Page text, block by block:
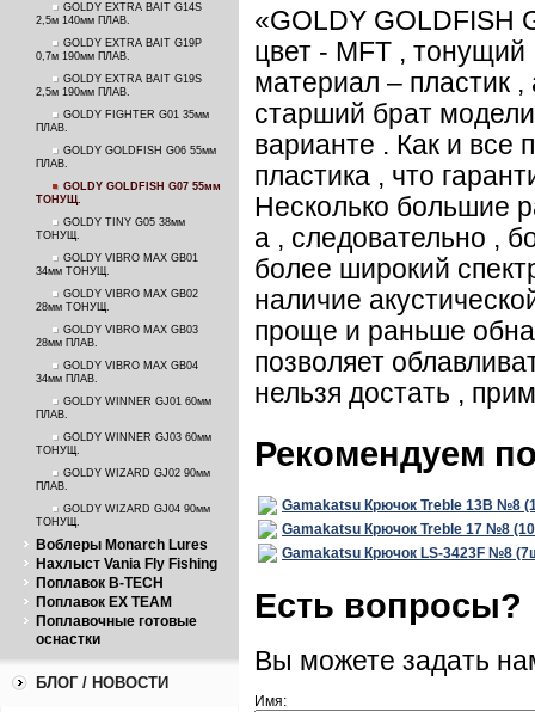
GOLDY EXTRA BAIT G14S
2,5м 140мм ПЛАВ.
GOLDY EXTRA BAIT G19P
0,7м 190мм ПЛАВ.
GOLDY EXTRA BAIT G19S
2,5м 190мм ПЛАВ.
GOLDY FIGHTER G01 35мм
ПЛАВ.
GOLDY GOLDFISH G06 55мм
ПЛАВ.
GOLDY GOLDFISH G07 55мм
ТОНУЩ.
GOLDY TINY G05 38мм
ТОНУЩ.
GOLDY VIBRO MAX GB01
34мм ТОНУЩ.
GOLDY VIBRO MAX GB02
28мм ТОНУЩ.
GOLDY VIBRO MAX GB03
28мм ПЛАВ.
GOLDY VIBRO MAX GB04
34мм ПЛАВ.
GOLDY WINNER GJ01 60мм
ПЛАВ.
GOLDY WINNER GJ03 60мм
ТОНУЩ.
GOLDY WIZARD GJ02 90мм
ПЛАВ.
GOLDY WIZARD GJ04 90мм
ТОНУЩ.
Воблеры Monarch Lures
Нахлыст Vania Fly Fishing
Поплавок B-TECH
Поплавок EX TEAM
Поплавочные готовые
оснастки
БЛОГ / НОВОСТИ
«GOLDY GOLDFISH
цвет - MFT , тонущий
материал – пластик ,
старший брат
варианте . Как и все
пластика , что
Несколько большие
а , следовательно ,
более широкий
наличие
проще и раньше
позволяет
нельзя достать ,
Рекомендуем
Gamakatsu Крючок Treble 13B №8
Gamakatsu Крючок Treble 17 №8
Gamakatsu Крючок LS-3423F №8
Есть вопросы?
Вы можете задать
Имя: